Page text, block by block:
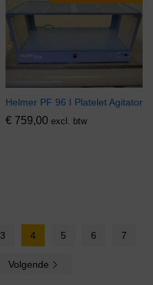
Helmer PF 96 I Platelet Agitator
€ 759,00 excl. btw
3 4 5 6 7
Volgende